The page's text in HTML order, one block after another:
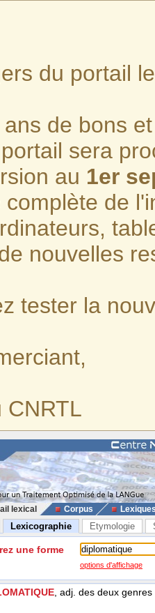
du portail
de bons
sera
au 1er
complète de
nouvelles
tester la
CNRTL
lexical Corpus
Lexicographie Etymologie
une forme
options d'affichage
, adj. des deux genres